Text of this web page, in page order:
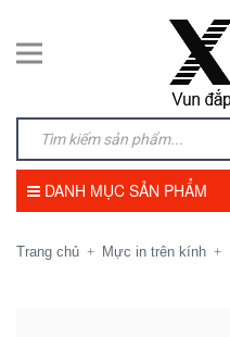
DANH MỤC SẢN PHẨM
Trang chủ + Mực in trên kính +